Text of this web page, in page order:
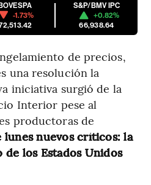
-1.73%
S&P/BMV IPC
+0.82%
66,938.64
de precios,
una resolución la
iniciativa surgió de la
Interior pese al
productoras de
lunes nuevos críticos: la
de los Estados Unidos